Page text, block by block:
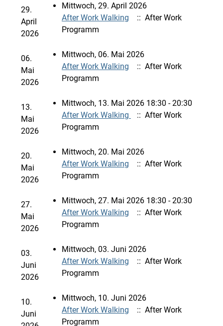
29.
April
2026
Mittwoch, 29. April 2026
After Work Walking
:: After Work
Programm
06.
Mai
2026
Mittwoch, 06. Mai 2026
After Work Walking
:: After Work
Programm
13.
Mai
2026
Mittwoch, 13. Mai 2026 18:30 - 20:30
After Work Walking
:: After Work
Programm
20.
Mai
2026
Mittwoch, 20. Mai 2026
After Work Walking
:: After Work
Programm
27.
Mai
2026
Mittwoch, 27. Mai 2026 18:30 - 20:30
After Work Walking
:: After Work
Programm
03.
Juni
2026
Mittwoch, 03. Juni 2026
After Work Walking
:: After Work
Programm
10.
Juni
Mittwoch, 10. Juni 2026
After Work Walking
:: After Work
Programm